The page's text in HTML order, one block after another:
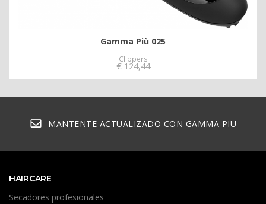
Gamma Più 025
Clippers
€ 124,44
MANTENTE ACTUALIZADO CON GAMMA PIU
HAIRCARE
Secadores profesionales